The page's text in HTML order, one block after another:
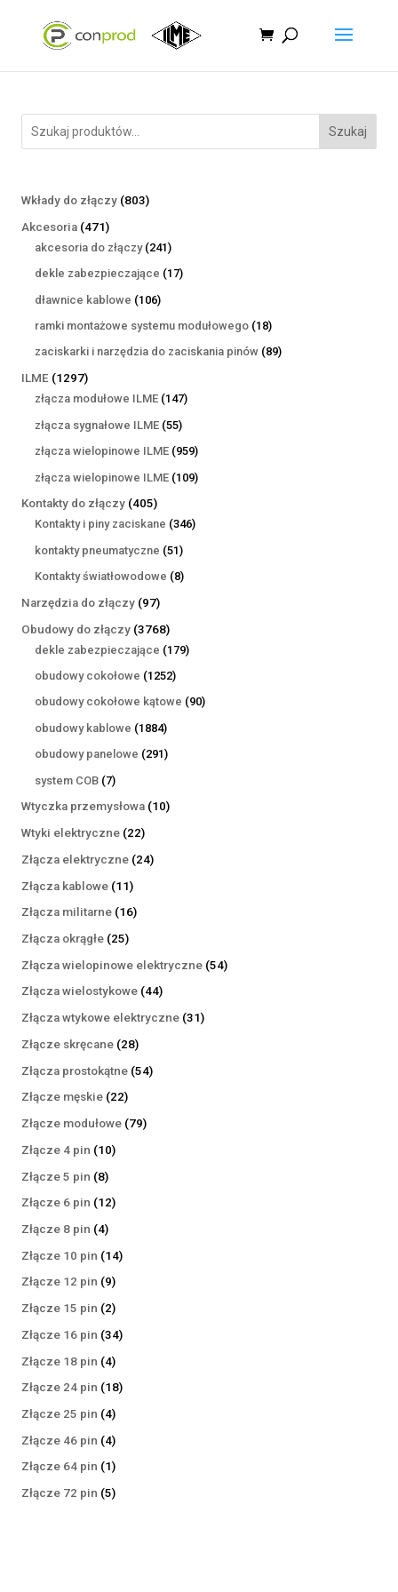
Szukaj
Wkłady do złączy 803803
Akcesoria 471471
produktów
akcesoria do złączy 241241
produktów
dekle zabezpieczające 1717
dławnice kablowe 106106
produktów
ramki montażowe systemu modułowego 1818
produktów
zaciskarki i narzędzia do zaciskania pinów 8989
ILME 12971297
produktów
złącza modułowe ILME 147147
złącza sygnałowe ILME 5555
produktów
złącza wielopinowe ILME 959959
produktów
złącza wielopinowe ILME 109109
Kontakty do złączy 405405
produktów
Kontakty i piny zaciskane 346346
kontakty pneumatyczne 5151
produktów
Kontakty światłowodowe 88
Narzędzia do złączy 9797
produktów
Obudowy do złączy 37683768
produktów
dekle zabezpieczające 179179
obudowy cokołowe 12521252
produkty
obudowy cokołowe kątowe 9090
obudowy kablowe 18841884
produkty
obudowy panelowe 291291
system COB 77
produktów
Wtyczka przemysłowa 1010
Wtyki elektryczne 2222
produkty
Złącza elektryczne 2424
Złącza kablowe 1111
produktów
Złącza militarne 1616
Złącza okrągłe 2525
produktów
Złącza wielopinowe elektryczne 5454
Złącza wielostykowe 4444
produkty
Złącza wtykowe elektryczne 3131
Złącze skręcane 2828
produktów
Złącza prostokątne 5454
Złącze męskie 2222
produkty
Złącze modułowe 7979
Złącze 4 pin 1010
Złącze 5 pin 88
produktów
Złącze 6 pin 1212
Złącze 8 pin 44
produkty
Złącze 10 pin 1414
Złącze 12 pin 99
produktów
Złącze 15 pin 22
produkty
Złącze 16 pin 3434
Złącze 18 pin 44
produkty
Złącze 24 pin 1818
Złącze 25 pin 44
produkty
Złącze 46 pin 44
produkty
Złącze 64 pin 11
produkt
Złącze 72 pin 55